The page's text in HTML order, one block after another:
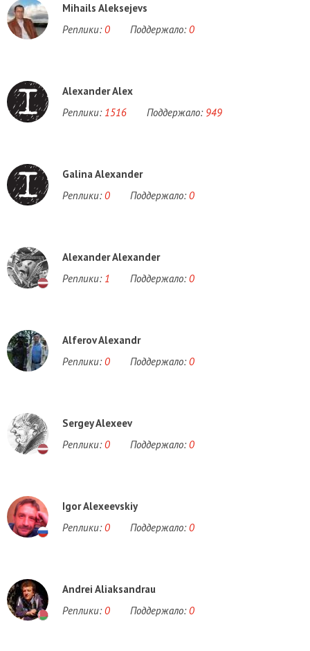
Mihails Aleksejevs
Реплики: 0 Поддержало: 0
Alexander Alex
Реплики: 1516 Поддержало: 949
Galina Alexander
Реплики: 0 Поддержало: 0
Alexander Alexander
Реплики: 1 Поддержало: 0
Alferov Alexandr
Реплики: 0 Поддержало: 0
Sergey Alexeev
Реплики: 0 Поддержало: 0
Igor Alexeevskiy
Реплики: 0 Поддержало: 0
Andrei Aliaksandrau
Реплики: 0 Поддержало: 0